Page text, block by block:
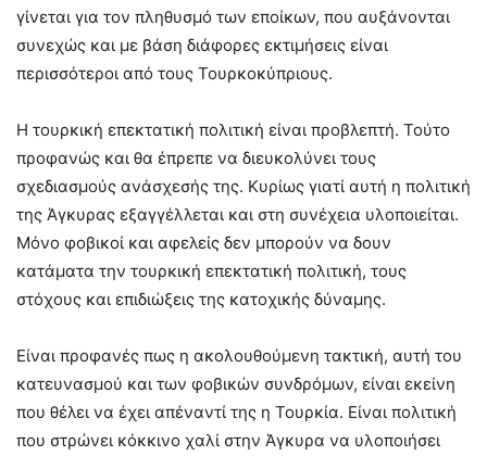
γίνεται για τον πληθυσμό των εποίκων, που αυξάνονται
συνεχώς και με βάση διάφορες εκτιμήσεις είναι
περισσότεροι από τους Τουρκοκύπριους.
Η τουρκική επεκτατική πολιτική είναι προβλεπτή. Τούτο
προφανώς και θα έπρεπε να διευκολύνει τους
σχεδιασμούς ανάσχεσής της. Κυρίως γιατί αυτή η πολιτική
της Άγκυρας εξαγγέλλεται και στη συνέχεια υλοποιείται.
Μόνο φοβικοί και αφελείς δεν μπορούν να δουν
κατάματα την τουρκική επεκτατική πολιτική, τους
στόχους και επιδιώξεις της κατοχικής δύναμης.
Είναι προφανές πως η ακολουθούμενη τακτική, αυτή του
κατευνασμού και των φοβικών συνδρόμων, είναι εκείνη
που θέλει να έχει απέναντί της η Τουρκία. Είναι πολιτική
που στρώνει κόκκινο χαλί στην Άγκυρα να υλοποιήσει